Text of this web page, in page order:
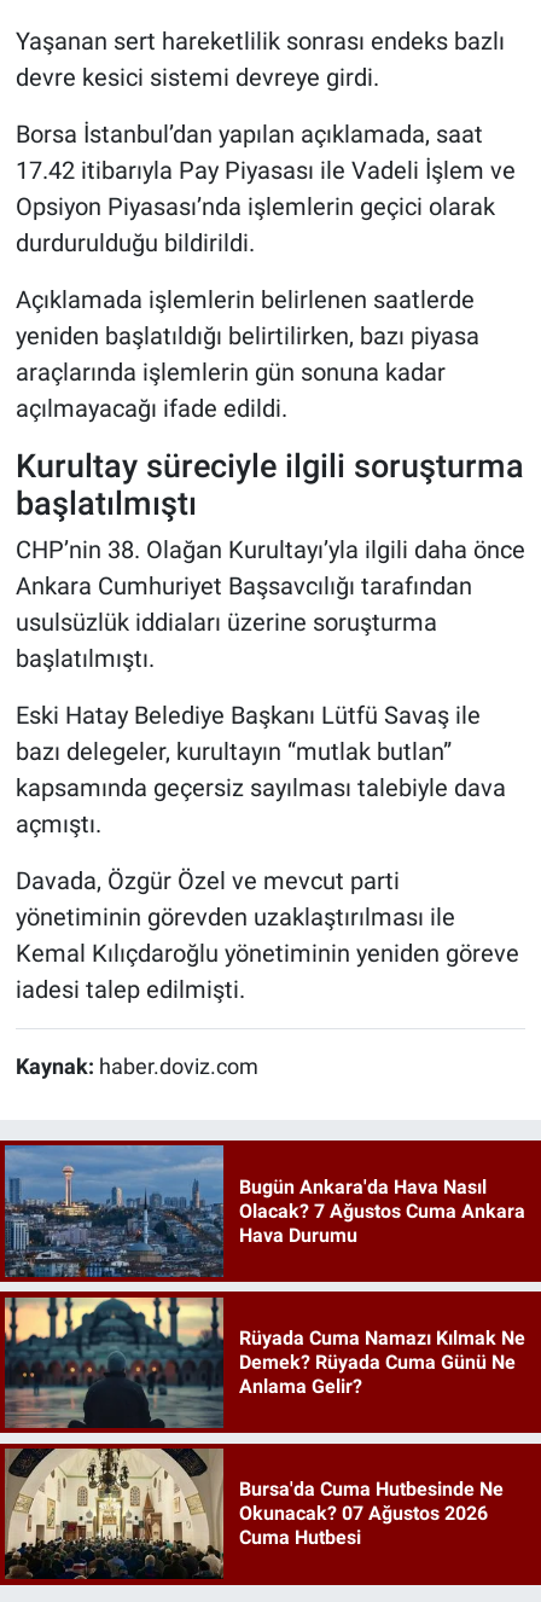
Yaşanan sert hareketlilik sonrası endeks bazlı
devre kesici sistemi devreye girdi.
Borsa İstanbul’dan yapılan açıklamada, saat
17.42 itibarıyla Pay Piyasası ile Vadeli İşlem ve
Opsiyon Piyasası’nda işlemlerin geçici olarak
durdurulduğu bildirildi.
Açıklamada işlemlerin belirlenen saatlerde
yeniden başlatıldığı belirtilirken, bazı piyasa
araçlarında işlemlerin gün sonuna kadar
açılmayacağı ifade edildi.
Kurultay süreciyle ilgili soruşturma
başlatılmıştı
CHP’nin 38. Olağan Kurultayı’yla ilgili daha önce
Ankara Cumhuriyet Başsavcılığı tarafından
usulsüzlük iddiaları üzerine soruşturma
başlatılmıştı.
Eski Hatay Belediye Başkanı Lütfü Savaş ile
bazı delegeler, kurultayın “mutlak butlan”
kapsamında geçersiz sayılması talebiyle dava
açmıştı.
Davada, Özgür Özel ve mevcut parti
yönetiminin görevden uzaklaştırılması ile
Kemal Kılıçdaroğlu yönetiminin yeniden göreve
iadesi talep edilmişti.
Kaynak: haber.doviz.com
Bugün Ankara'da Hava Nasıl
Olacak? 7 Ağustos Cuma Ankara
Hava Durumu
Rüyada Cuma Namazı Kılmak Ne
Demek? Rüyada Cuma Günü Ne
Anlama Gelir?
Bursa'da Cuma Hutbesinde Ne
Okunacak? 07 Ağustos 2026
Cuma Hutbesi